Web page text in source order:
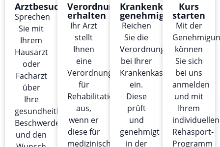
Arztbesuch
Sprechen
Sie mit
Ihrem
Hausarzt
oder
Facharzt
über
Ihre
gesundheitlichen
Beschwerden
und den
Verordnung
erhalten
Ihr Arzt
stellt
Ihnen
eine
Verordnung
für
Rehabilitationssport
aus,
wenn er
diese für
medizinisch
Krankenkasse
genehmigt
Reichen
Sie die
Verordnung
bei Ihrer
Krankenkasse
ein.
Diese
prüft
und
genehmigt
in der
Kurs
starten
Mit der
können
Sie sich
bei uns
anmelden
und mit
Ihrem
individuellen
Rehasport-
Programm